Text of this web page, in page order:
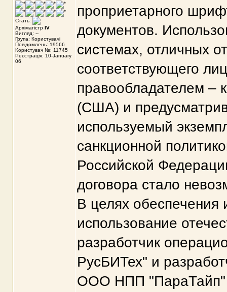
Стать:
Архімагістр IV
Вигляд: --
Група: Користувачі
Повідомлень: 19566
Користувач №: 11745
Реєстрація: 10-January
06
проприетарного
документов.
системах, отличных
соответствующего
правообладателем –
(США) и
используемый
санкционной
Российской
договора стало
В целях
использование
разработчик
РусБИТех" и
ООО НПП "ПараТайп"